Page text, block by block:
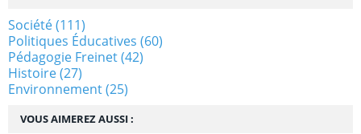
VOUS AIMEREZ AUSSI :
Société(111)
Politiques Éducatives (60)
Pédagogie Freinet(42)
Histoire(27)
Environnement(25)